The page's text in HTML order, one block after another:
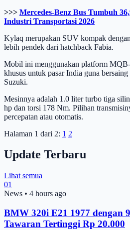
>>> Mercedes-Benz Bus Tumbuh
Industri Transportasi 2026
Kylaq merupakan SUV kompak
lebih pendek dari hatchback Fabia.
Mobil ini menggunakan platform
khusus untuk pasar India guna
Suzuki.
Mesinnya adalah 1.0 liter turbo tiga
hp dan torsi 178 Nm. Pilihan
percepatan atau otomatis.
Halaman 1 dari 2: 1 2
Update Terbaru
Lihat semua
01
News • 4 hours ago
BMW 320i E21 1977 dengan
Tawaran Tertinggi Rp 20.000